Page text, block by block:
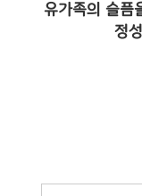
유가족의 슬픔
정